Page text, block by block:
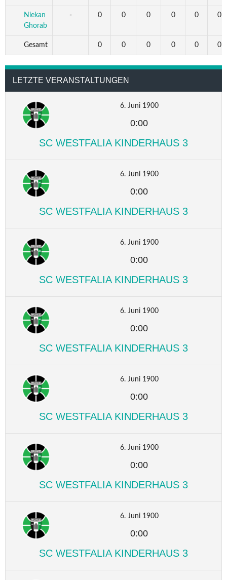
Niekan
Ghorab
- 0 0 0 0 0 0
Gesamt 0 0 0 0 0 0
LETZTE VERANSTALTUNGEN
6. Juni 1900
0:00
SC WESTFALIA KINDERHAUS 3
6. Juni 1900
0:00
SC WESTFALIA KINDERHAUS 3
6. Juni 1900
0:00
SC WESTFALIA KINDERHAUS 3
6. Juni 1900
0:00
SC WESTFALIA KINDERHAUS 3
6. Juni 1900
0:00
SC WESTFALIA KINDERHAUS 3
6. Juni 1900
0:00
SC WESTFALIA KINDERHAUS 3
6. Juni 1900
0:00
SC WESTFALIA KINDERHAUS 3